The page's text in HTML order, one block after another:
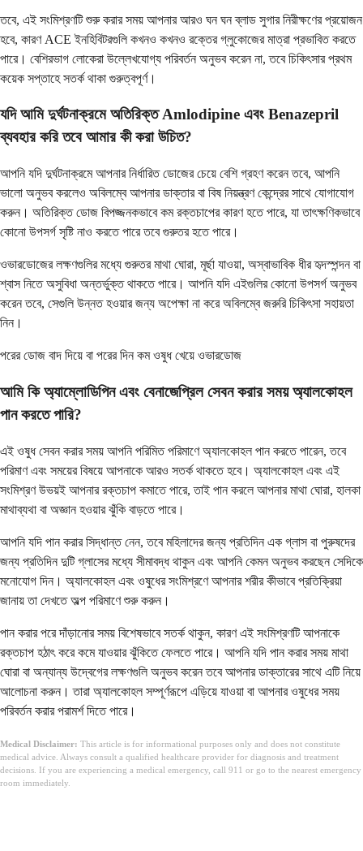
তবে, এই সংমিশ্রণটি শুরু করার সময় আপনার আরও ঘন ঘন ব্লাড সুগার নিরীক্ষণের প্রয়োজন
হবে, কারণ ACE ইনহিবিটরগুলি কখনও কখনও রক্তের গ্লুকোজের মাত্রা প্রভাবিত করতে
পারে। বেশিরভাগ লোকেরা উল্লেখযোগ্য পরিবর্তন অনুভব করেন না, তবে চিকিৎসার প্রথম
কয়েক সপ্তাহে সতর্ক থাকা গুরুত্বপূর্ণ।
যদি আমি দুর্ঘটনাক্রমে অতিরিক্ত Amlodipine এবং Benazepril
ব্যবহার করি তবে আমার কী করা উচিত?
আপনি যদি দুর্ঘটনাক্রমে আপনার নির্ধারিত ডোজের চেয়ে বেশি গ্রহণ করেন তবে, আপনি
ভালো অনুভব করলেও অবিলম্বে আপনার ডাক্তার বা বিষ নিয়ন্ত্রণ কেন্দ্রের সাথে যোগাযোগ
করুন। অতিরিক্ত ডোজ বিপজ্জনকভাবে কম রক্তচাপের কারণ হতে পারে, যা তাৎক্ষণিকভাবে
কোনো উপসর্গ সৃষ্টি নাও করতে পারে তবে গুরুতর হতে পারে।
ওভারডোজের লক্ষণগুলির মধ্যে গুরুতর মাথা ঘোরা, মূর্ছা যাওয়া, অস্বাভাবিক ধীর হৃদস্পন্দন বা
শ্বাস নিতে অসুবিধা অন্তর্ভুক্ত থাকতে পারে। আপনি যদি এইগুলির কোনো উপসর্গ অনুভব
করেন তবে, সেগুলি উন্নত হওয়ার জন্য অপেক্ষা না করে অবিলম্বে জরুরি চিকিৎসা সহায়তা
নিন।
পরের ডোজ বাদ দিয়ে বা পরের দিন কম ওষুধ খেয়ে ওভারডোজ
আমি কি অ্যাম্লোডিপিন এবং বেনাজেপ্রিল সেবন করার সময় অ্যালকোহল
পান করতে পারি?
এই ওষুধ সেবন করার সময় আপনি পরিমিত পরিমাণে অ্যালকোহল পান করতে পারেন, তবে
পরিমাণ এবং সময়ের বিষয়ে আপনাকে আরও সতর্ক থাকতে হবে। অ্যালকোহল এবং এই
সংমিশ্রণ উভয়ই আপনার রক্তচাপ কমাতে পারে, তাই পান করলে আপনার মাথা ঘোরা, হালকা
মাথাব্যথা বা অজ্ঞান হওয়ার ঝুঁকি বাড়তে পারে।
আপনি যদি পান করার সিদ্ধান্ত নেন, তবে মহিলাদের জন্য প্রতিদিন এক গ্লাস বা পুরুষদের
জন্য প্রতিদিন দুটি গ্লাসের মধ্যে সীমাবদ্ধ থাকুন এবং আপনি কেমন অনুভব করছেন সেদিকে
মনোযোগ দিন। অ্যালকোহল এবং ওষুধের সংমিশ্রণে আপনার শরীর কীভাবে প্রতিক্রিয়া
জানায় তা দেখতে অল্প পরিমাণে শুরু করুন।
পান করার পরে দাঁড়ানোর সময় বিশেষভাবে সতর্ক থাকুন, কারণ এই সংমিশ্রণটি আপনাকে
রক্তচাপ হঠাৎ করে কমে যাওয়ার ঝুঁকিতে ফেলতে পারে। আপনি যদি পান করার সময় মাথা
ঘোরা বা অন্যান্য উদ্বেগের লক্ষণগুলি অনুভব করেন তবে আপনার ডাক্তারের সাথে এটি নিয়ে
আলোচনা করুন। তারা অ্যালকোহল সম্পূর্ণরূপে এড়িয়ে যাওয়া বা আপনার ওষুধের সময়
পরিবর্তন করার পরামর্শ দিতে পারে।
Medical Disclaimer: This article is for informational purposes only and does not constitute
medical advice. Always consult a qualified healthcare provider for diagnosis and treatment
decisions. If you are experiencing a medical emergency, call 911 or go to the nearest emergency
room immediately.